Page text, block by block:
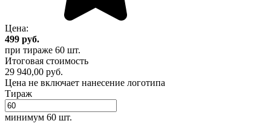
Цена:
499 руб.
при тираже 60 шт.
Итоговая стоимость
29 940,00 руб.
Цена не включает нанесение логотипа
Тираж
минимум 60 шт.